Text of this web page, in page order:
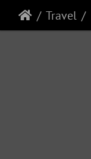
Travel